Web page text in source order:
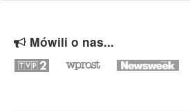
Mówili o nas...